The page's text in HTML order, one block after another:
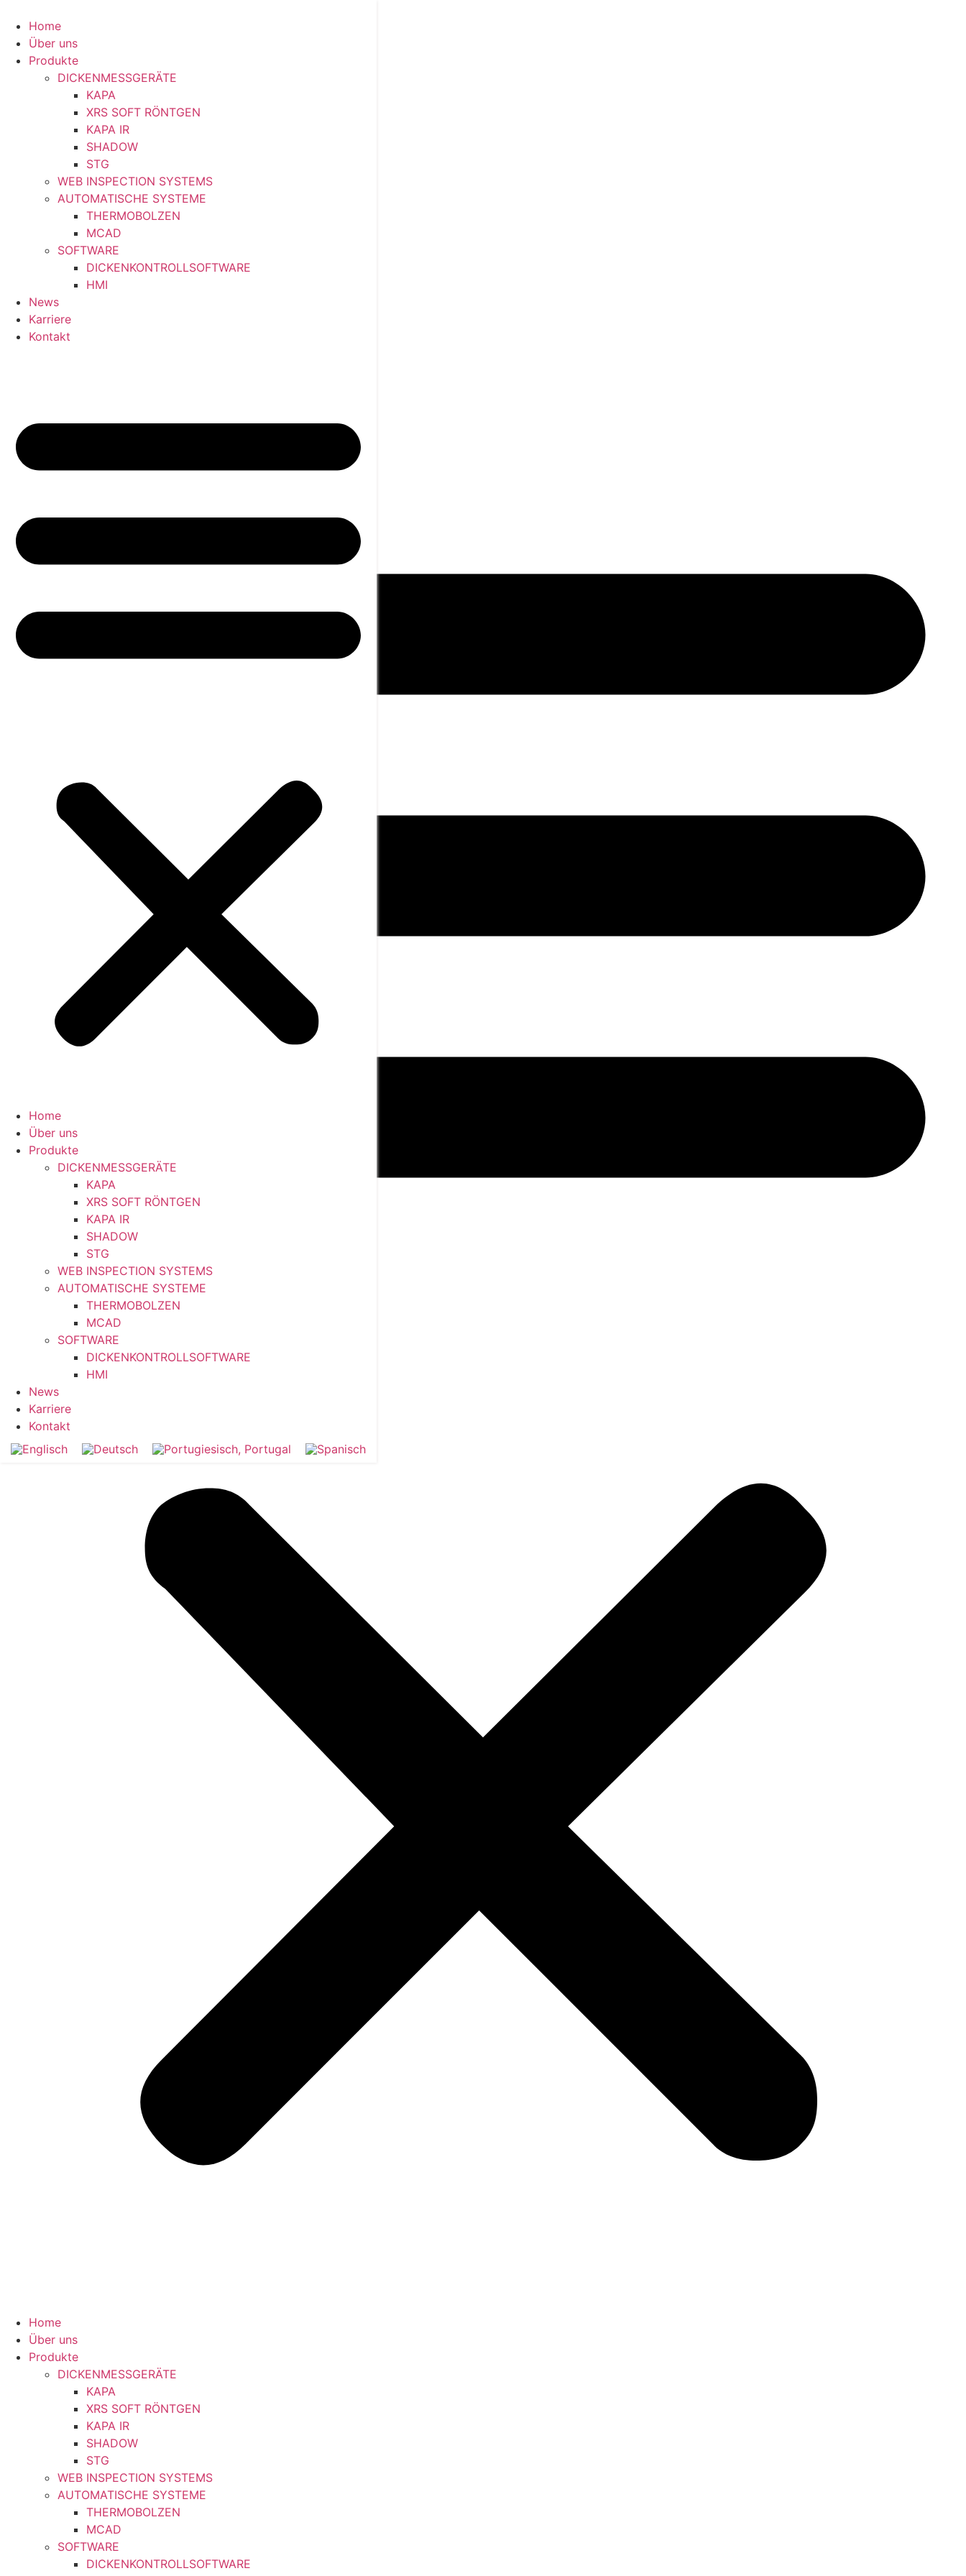
Inhalt
springen
Home
Über uns
Produkte
DICKENMESSGERÄTE
KAPA
XRS SOFT RÖNTGEN
KAPA IR
SHADOW
STG
WEB INSPECTION SYSTEMS
AUTOMATISCHE SYSTEME
THERMOBOLZEN
MCAD
SOFTWARE
DICKENKONTROLLSOFTWARE
HMI
News
Karriere
Kontakt
Home
Über uns
Produkte
DICKENMESSGERÄTE
KAPA
XRS SOFT RÖNTGEN
KAPA IR
SHADOW
STG
WEB INSPECTION SYSTEMS
AUTOMATISCHE SYSTEME
THERMOBOLZEN
MCAD
SOFTWARE
DICKENKONTROLLSOFTWARE
HMI
News
Karriere
Kontakt
Home
Über uns
DICKENMESSGERÄTE
KAPA
XRS SOFT RÖNTGEN
KAPA IR
SHADOW
STG
WEB INSPECTION SYSTEMS
AUTOMATISCHE SYSTEME
THERMOBOLZEN
MCAD
SOFTWARE
News
Home
Über uns
Produkte
DICKENMESSGERÄTE
KAPA
XRS SOFT RÖNTGEN
KAPA IR
SHADOW
STG
WEB INSPECTION SYSTEMS
AUTOMATISCHE SYSTEME
THERMOBOLZEN
MCAD
SOFTWARE
DICKENKONTROLLSOFTWARE